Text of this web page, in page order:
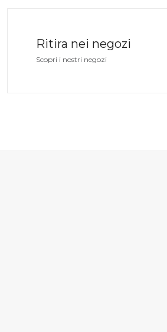
Ritira nei negozi
Scopri i nostri negozi